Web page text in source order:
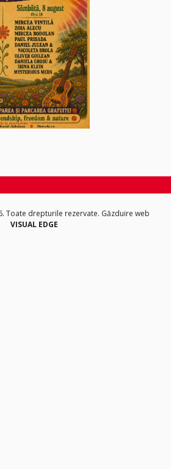
Toate drepturile rezervate. Găzduire web
VISUAL EDGE